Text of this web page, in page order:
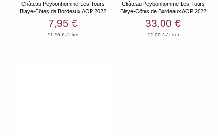
Château Peybonhomme-Les-Tours
Blaye-Côtes de Bordeaux AOP 2022
7,95 €
21,20 € / Liter
Château Peybonhomme-Les-Tours
Blaye-Côtes de Bordeaux AOP 2022
33,00 €
22,00 € / Liter